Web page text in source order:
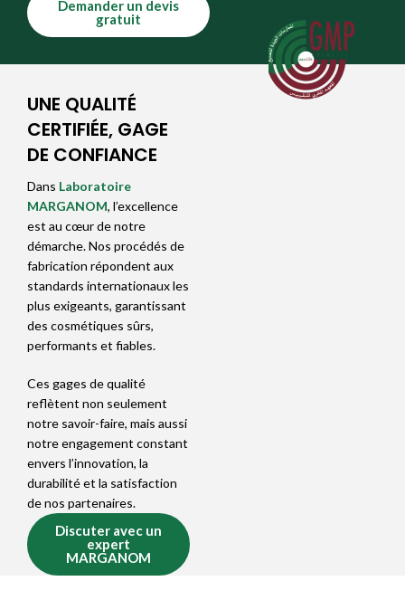
Demander un devis
gratuit
UNE QUALITÉ
CERTIFIÉE, GAGE
DE CONFIANCE
Dans Laboratoire
MARGANOM, l’excellence
est au cœur de notre
démarche. Nos procédés de
fabrication répondent aux
standards internationaux les
plus exigeants, garantissant
des cosmétiques sûrs,
performants et fiables.
Ces gages de qualité
reflètent non seulement
notre savoir-faire, mais aussi
notre engagement constant
envers l’innovation, la
durabilité et la satisfaction
de nos partenaires.
Discuter avec un
expert
MARGANOM